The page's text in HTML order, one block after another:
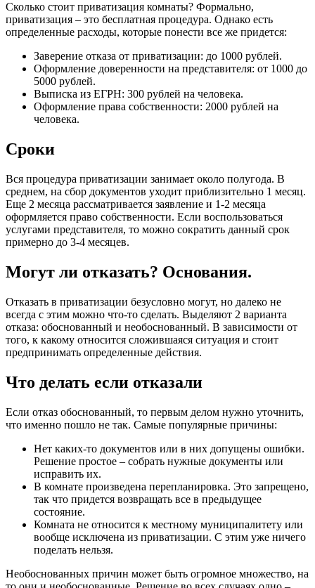
Сколько стоит приватизация комнаты? Формально,
приватизация – это бесплатная процедура. Однако есть
определенные расходы, которые понести все же придется:
Заверение отказа от приватизации: до 1000 рублей.
Оформление доверенности на представителя: от 1000 до
5000 рублей.
Выписка из ЕГРН: 300 рублей на человека.
Оформление права собственности: 2000 рублей на
человека.
Сроки
Вся процедура приватизации занимает около полугода. В
среднем, на сбор документов уходит приблизительно 1 месяц.
Еще 2 месяца рассматривается заявление и 1-2 месяца
оформляется право собственности. Если воспользоваться
услугами представителя, то можно сократить данный срок
примерно до 3-4 месяцев.
Могут ли отказать? Основания.
Отказать в приватизации безусловно могут, но далеко не
всегда с этим можно что-то сделать. Выделяют 2 варианта
отказа: обоснованный и необоснованный. В зависимости от
того, к какому относится сложившаяся ситуация и стоит
предпринимать определенные действия.
Что делать если отказали
Если отказ обоснованный, то первым делом нужно уточнить,
что именно пошло не так. Самые популярные причины:
Нет каких-то документов или в них допущены ошибки.
Решение простое – собрать нужные документы или
исправить их.
В комнате произведена перепланировка. Это запрещено,
так что придется возвращать все в предыдущее
состояние.
Комната не относится к местному муниципалитету или
вообще исключена из приватизации. С этим уже ничего
поделать нельзя.
Необоснованных причин может быть огромное множество, на